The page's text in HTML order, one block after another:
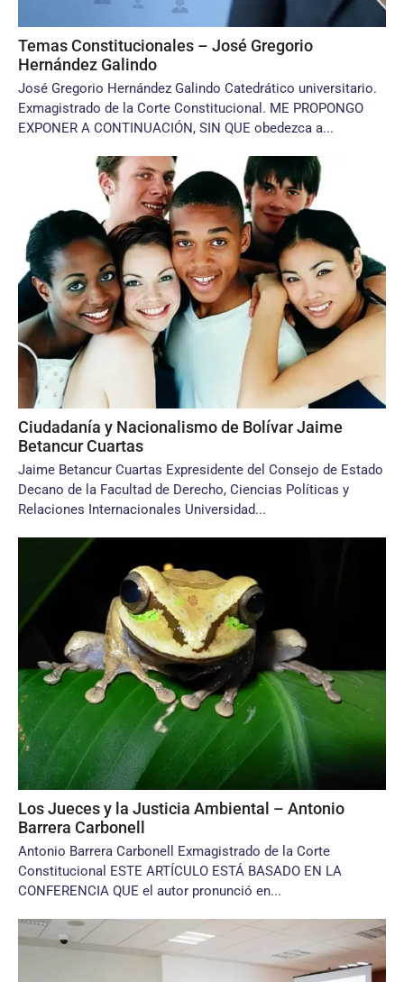
Temas Constitucionales – José Gregorio
Hernández Galindo
José Gregorio Hernández Galindo Catedrático universitario.
Exmagistrado de la Corte Constitucional. ME PROPONGO
EXPONER A CONTINUACIÓN, SIN QUE obedezca a...
Ciudadanía y Nacionalismo de Bolívar Jaime
Betancur Cuartas
Jaime Betancur Cuartas Expresidente del Consejo de Estado
Decano de la Facultad de Derecho, Ciencias Políticas y
Relaciones Internacionales Universidad...
Los Jueces y la Justicia Ambiental – Antonio
Barrera Carbonell
Antonio Barrera Carbonell Exmagistrado de la Corte
Constitucional ESTE ARTÍCULO ESTÁ BASADO EN LA
CONFERENCIA QUE el autor pronunció en...